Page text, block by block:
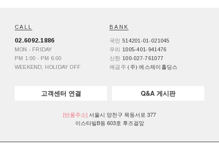
CALL
02.6092.1886
MON - FRIDAY
PM 1:00 - PM 6:00
WEEKEND, HOLIDAY OFF
BANK
국민
514201-01-021045
우리
1005-401-941476
신한 100-027-761077
예금주 (주) 에스제이홀딩스
고객센터 연결 Q&A 게시판
[반품주소]서울시 양천구 목동서로 377
이스타빌B동 603호 후즈걸앞